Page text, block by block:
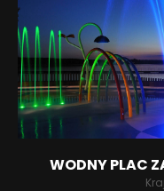
WODNY PLAC